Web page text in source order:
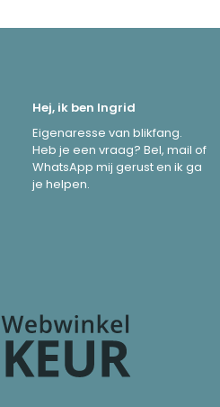
Hej, ik ben Ingrid
Eigenaresse van blikfang.
Heb je een vraag? Bel, mail of
WhatsApp mij gerust en ik ga
je helpen.